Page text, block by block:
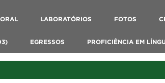
LABORATÓRIOS FOTOS
EGRESSOS PROFICIÊNCIA EM